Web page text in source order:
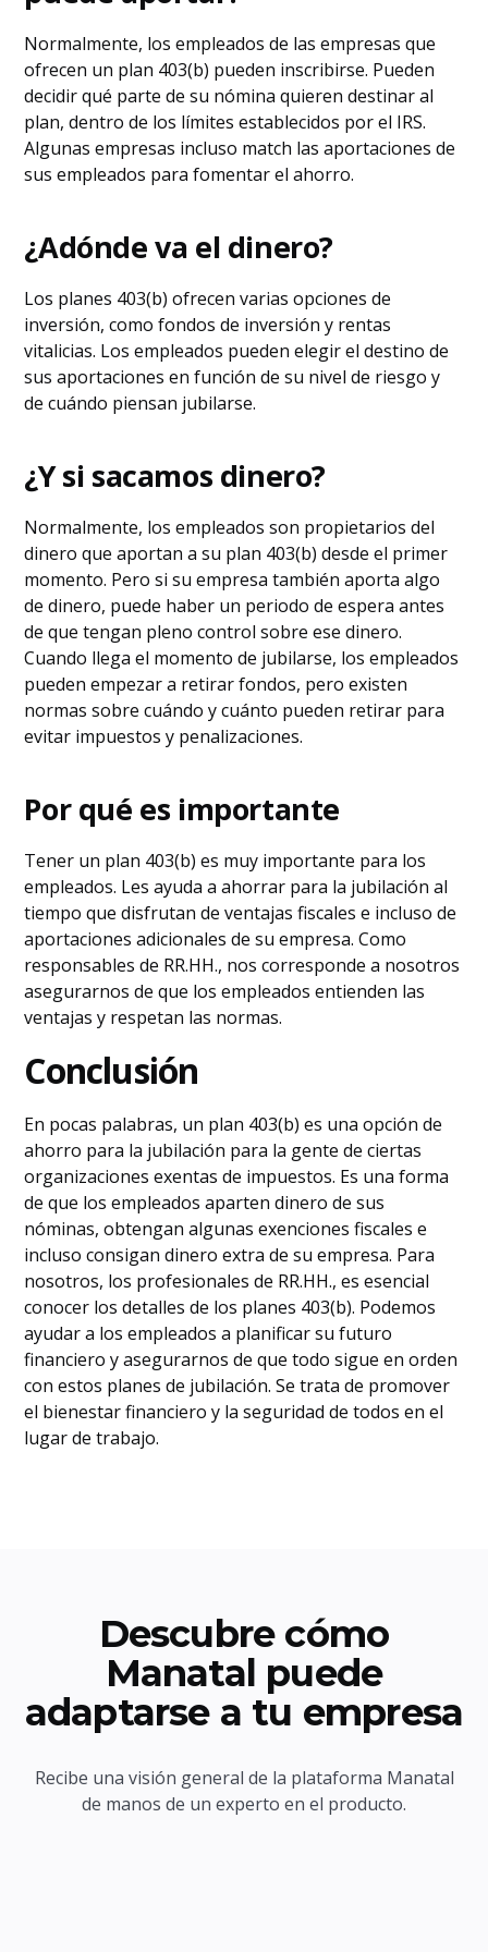
Normalmente, los empleados de las empresas que
ofrecen un plan 403(b) pueden inscribirse. Pueden
decidir qué parte de su nómina quieren destinar al
plan, dentro de los límites establecidos por el IRS.
Algunas empresas incluso match las aportaciones de
sus empleados para fomentar el ahorro.
¿Adónde va el dinero?
Los planes 403(b) ofrecen varias opciones de
inversión, como fondos de inversión y rentas
vitalicias. Los empleados pueden elegir el destino de
sus aportaciones en función de su nivel de riesgo y
de cuándo piensan jubilarse.
¿Y si sacamos dinero?
Normalmente, los empleados son propietarios del
dinero que aportan a su plan 403(b) desde el primer
momento. Pero si su empresa también aporta algo
de dinero, puede haber un periodo de espera antes
de que tengan pleno control sobre ese dinero.
Cuando llega el momento de jubilarse, los empleados
pueden empezar a retirar fondos, pero existen
normas sobre cuándo y cuánto pueden retirar para
evitar impuestos y penalizaciones.
Por qué es importante
Tener un plan 403(b) es muy importante para los
empleados. Les ayuda a ahorrar para la jubilación al
tiempo que disfrutan de ventajas fiscales e incluso de
aportaciones adicionales de su empresa. Como
responsables de RR.HH., nos corresponde a nosotros
asegurarnos de que los empleados entienden las
ventajas y respetan las normas.
Conclusión
En pocas palabras, un plan 403(b) es una opción de
ahorro para la jubilación para la gente de ciertas
organizaciones exentas de impuestos. Es una forma
de que los empleados aparten dinero de sus
nóminas, obtengan algunas exenciones fiscales e
incluso consigan dinero extra de su empresa. Para
nosotros, los profesionales de RR.HH., es esencial
conocer los detalles de los planes 403(b). Podemos
ayudar a los empleados a planificar su futuro
financiero y asegurarnos de que todo sigue en orden
con estos planes de jubilación. Se trata de promover
el bienestar financiero y la seguridad de todos en el
lugar de trabajo.
Descubre cómo
Manatal puede
adaptarse a tu empresa
Recibe una visión general de la plataforma Manatal
de manos de un experto en el producto.